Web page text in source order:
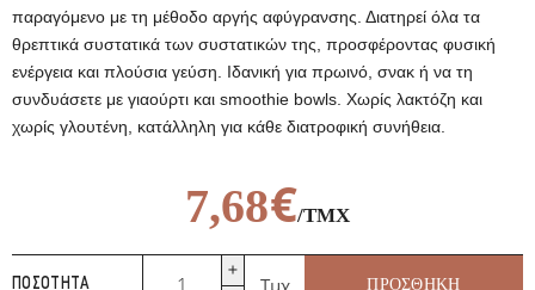
παραγόμενο με τη μέθοδο αργής αφύγρανσης. Διατηρεί όλα τα
θρεπτικά συστατικά των συστατικών της, προσφέροντας φυσική
ενέργεια και πλούσια γεύση. Ιδανική για πρωινό, σνακ ή να τη
συνδυάσετε με γιαούρτι και smoothie bowls. Χωρίς λακτόζη και
χωρίς γλουτένη, κατάλληλη για κάθε διατροφική συνήθεια.
7,68€/ΤΜΧ
ΠΟΣΌΤΗΤΑ Τμχ ΠΡΟΣΘΉΚΗ